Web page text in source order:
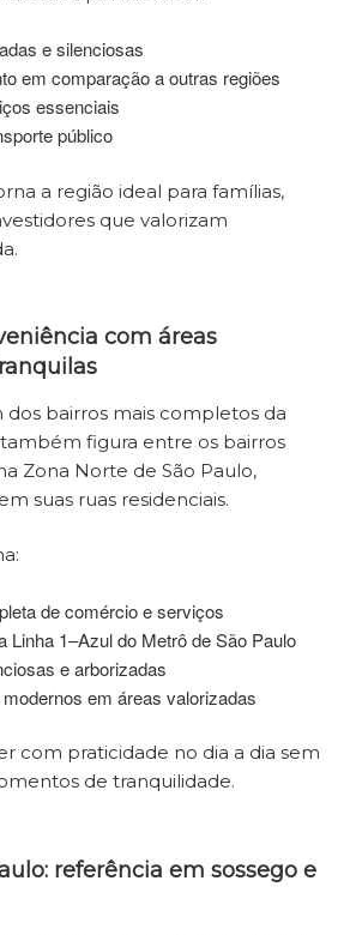
e silenciosas
em comparação a outras regiões
essenciais
público
a região ideal para famílias,
que valorizam
com áreas
dos bairros mais completos da
figura entre os bairros
Zona Norte de São Paulo,
suas ruas residenciais.
de comércio e serviços
Linha 1–Azul do Metrô de São Paulo
e arborizadas
em áreas valorizadas
com praticidade no dia a dia sem
de tranquilidade.
referência em sossego e